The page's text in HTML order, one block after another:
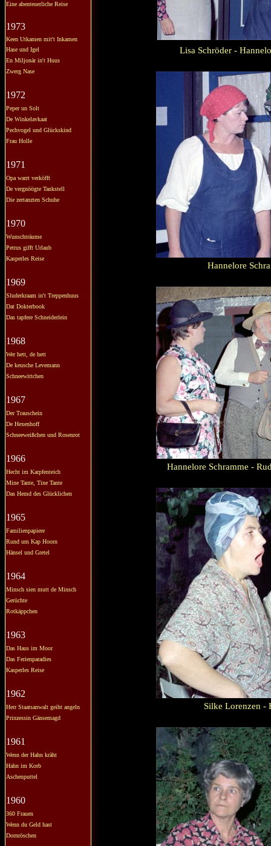
Eine abenteuerliche Reise
1973
Keen Utkamen mit't Inkamen
Hase und Igel
En Miljonär in't Huus
Zwerg Nase
1972
Peper un Solt
De Winkelavkaat
Pechvogel und Glückskind
Frau Holle
1971
Opa warrt verköfft
De vergnöögte Tankstell
Die zertanzten Schuhe
1970
Wunschträume
Petrus gifft Urlaub
Kasperles Reise
1969
Sluderkraam in't Treppenhuus
Dat Dokterbook
Das tapfere Schneiderlein
1968
Wer hett, de hett
De keusche Levemann
Schneewittchen
1967
Der Trauschein
De Hexenhoff
Schneeweißchen und Rosenrot
1966
Hecht im Karpfenteich
Mine Tante, Tine Tante
Das Hemd des Glücklichen
1965
Familienpapiere
Rund um Kap Hoorn
Hänsel und Gretel
1964
Minsch sien mutt de Minsch
Gerüchte
Rotkäppchen
1963
Das Haus im Moor
Das Ferienparadies
Kasperles Reise
1962
Herr Staatsanwalt geiht angeln
Prinzessin Gänsemagd
1961
Wenn der Hahn kräht
Hahn im Korb
Aschenputtel
1960
360 Frauen
Wenn du Geld hast
Dornröschen
Lisa Schröder -
Hannelore
Hannelore Schramme -
Silke Lorenzen -